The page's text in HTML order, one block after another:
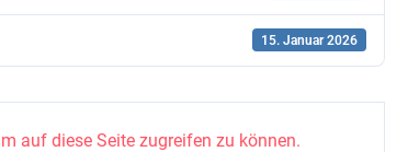
15. Januar 2026
auf diese Seite zugreifen zu können.